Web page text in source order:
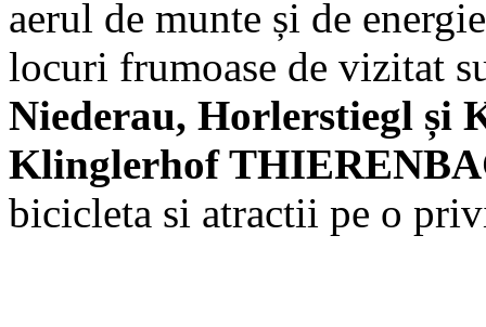
aerul de munte și de
locuri frumoase de vizitat
Niederau, Horlerstiegl și
Klinglerhof
bicicleta si atractii pe o